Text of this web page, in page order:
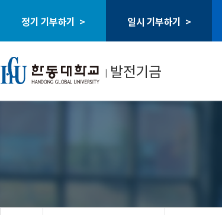
정기 기부하기 > 일시 기부하기 >
ㅣ 발전기금